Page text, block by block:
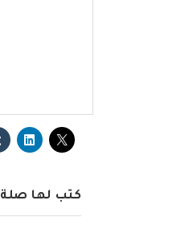
كتب لها صلة